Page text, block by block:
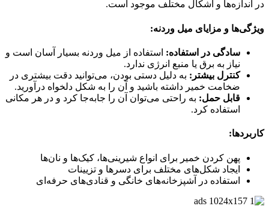
در اندازه‌ها و اشکال مختلف موجود است.
ویژگی‌ها و مزایای میل وردنه:
سادگی در استفاده: استفاده از میل وردنه بسیار آسان است و
نیاز به برق یا منبع انرژی ندارد.
کنترل بیشتر: به دلیل دستی بودن، می‌توانید دقت بیشتری در
ضخامت خمیر داشته باشید و آن را به شکل دلخواه درآورید.
قابل حمل: به راحتی می‌توان آن را جابه‌جا کرد و در هر مکانی
استفاده کرد.
کاربردها:
پهن کردن خمیر برای انواع شیرینی‌ها، کیک‌ها و نان‌ها
ایجاد شکل‌های مختلف برای دسرها و تزیینات
استفاده در آشپزخانه‌های خانگی و قنادی‌های حرفه‌ای